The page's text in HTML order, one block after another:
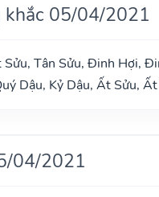
khắc 05/04/2021
Sửu, Tân Sửu, Đinh Hợi,
Dậu, Kỷ Dậu, Ất Sửu,
04/2021